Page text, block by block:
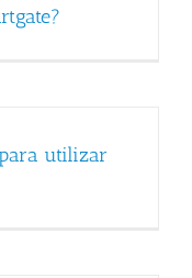
utilizar